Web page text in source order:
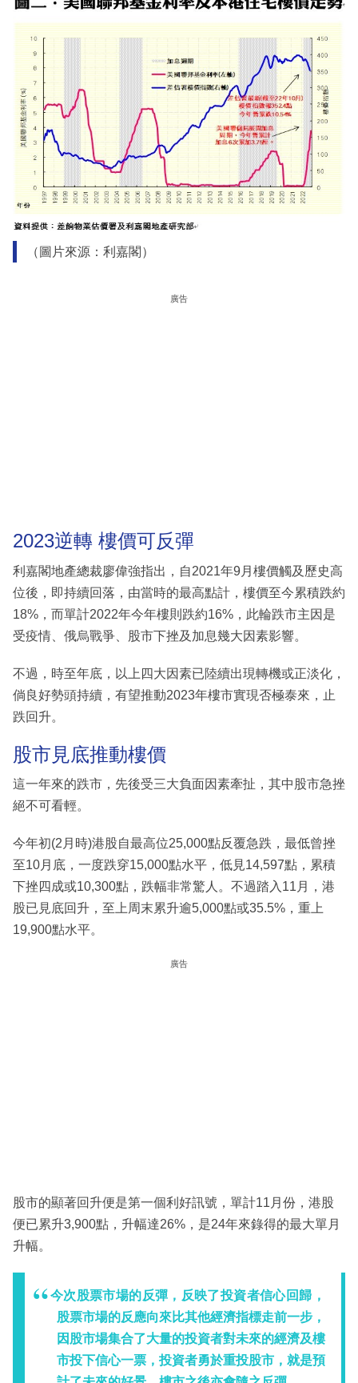
（圖片來源：利嘉閣）
廣告
2023逆轉 樓價可反彈
利嘉閣地產總裁廖偉強指出，自2021年9月樓價觸及歷史高
位後，即持續回落，由當時的最高點計，樓價至今累積跌約
18%，而單計2022年今年樓則跌約16%，此輪跌市主因是
受疫情、俄烏戰爭、股市下挫及加息幾大因素影響。
不過，時至年底，以上四大因素已陸續出現轉機或正淡化，
倘良好勢頭持續，有望推動2023年樓市實現否極泰來，止
跌回升。
股市見底推動樓價
這一年來的跌市，先後受三大負面因素牽扯，其中股市急挫
絕不可看輕。
今年初(2月時)港股自最高位25,000點反覆急跌，最低曾挫
至10月底，一度跌穿15,000點水平，低見14,597點，累積
下挫四成或10,300點，跌幅非常驚人。不過踏入11月，港
股已見底回升，至上周末累升逾5,000點或35.5%，重上
19,900點水平。
廣告
股市的顯著回升便是第一個利好訊號，單計11月份，港股
便已累升3,900點，升幅達26%，是24年來錄得的最大單月
升幅。
今次股票市場的反彈，反映了投資者信心回歸，
股票市場的反應向來比其他經濟指標走前一步，
因股市場集合了大量的投資者對未來的經濟及樓
市投下信心一票，投資者勇於重投股市，就是預